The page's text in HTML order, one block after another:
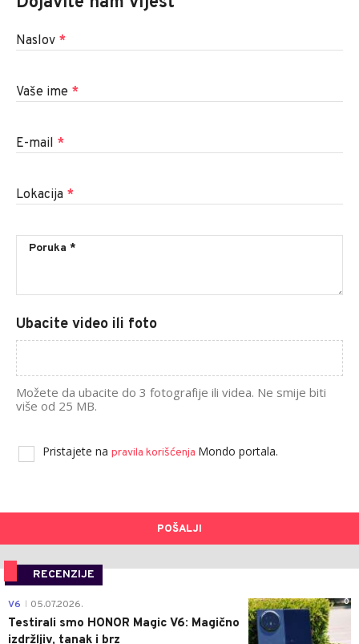
Naslov *
Vaše ime *
E-mail *
Lokacija *
Ubacite video ili foto
Možete da ubacite do 3 fotografije ili videa. Ne smije biti
više od 25 MB.
Pristajete na pravila korišćenja Mondo portala.
POŠALJI
RECENZIJE
0
V6 05.07.2026.
Testirali smo HONOR Magic V6: Magično
izdržljiv, tanak i brz